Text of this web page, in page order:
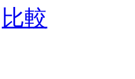
比較